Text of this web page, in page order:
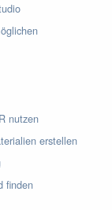
nutzen
erstellen
finden